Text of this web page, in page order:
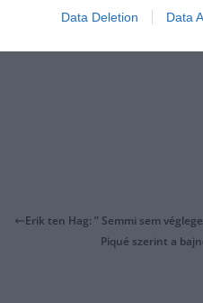
Data Deletion Data
Erik ten Hag: ” Semmi sem
Piqué szerint a